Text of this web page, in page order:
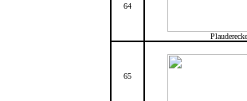
64
65